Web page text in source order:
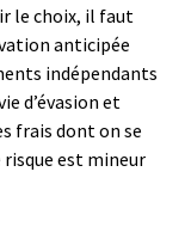
le choix, il faut
anticipée
indépendants
d’évasion et
frais dont on se
risque est mineur